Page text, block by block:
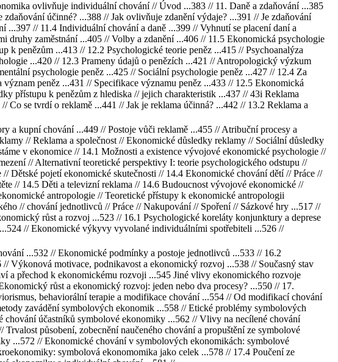
ovlivňuje individuální chování // Úvod ...383 // 11. Daně a zdaňování ...385
účinné? ...388 // Jak ovlivňuje zdanění výdaje? ...391 // Je zdaňování
...397 // 11.4 Individuální chování a daně ...399 // Vyhnutí se placení daní a
zaměstnání ...405 // Volby a zdanění ...406 // 11.5 Ekonomická psychologie
penězům ...413 // 12.2 Psychologické teorie peněz ...415 // Psychoanalýza
...420 // 12.3 Prameny údajů o penězích ...421 // Antropologický výzkum
psychologie peněz ...425 // Sociální psychologie peněz ...427 // 12.4 Za
peněz ...431 // Specifikace významu peněz ...433 // 12.5 Ekonomická
přístupu k penězům z hlediska // jejich charakteristik ...437 // 43i Reklama
se tvrdí o reklamě ...441 // Jak je reklama účinná? ...442 // 13.2 Reklama a
a kupní chování ...449 // Postoje vůči reklamě ...455 // Atribuční procesy a
// Reklama a společnost // Ekonomické důsledky reklamy // Sociální důsledky
v ekonomice // 14.1 Možnosti a existence vývojové ekonomické psychologie //
// Alternativní teoretické perspektivy I: teorie psychologického odstupu //
Dětské pojetí ekonomické skutečnosti // 14.4 Ekonomické chování dětí // Práce //
// 14.5 Děti a televizní reklama // 14.6 Budoucnost vývojové ekonomické //
antropologie // Teoretické přístupy k ekonomické antropologii
// chování jednotlivců // Práce // Nakupování // Spoření // Sázkové hry ...517 //
růst a rozvoj ...523 // 16.1 Psychologické koreláty konjunktury a deprese
// Ekonomické výkyvy vyvolané individuálními spotřebiteli ...526 //
...532 // Ekonomické podmínky a postoje jednotlivců ...533 // 16.2
Výkonová motivace, podnikavost a ekonomický rozvoj ...538 // Současný stav
a přechod k ekonomickému rozvoji ...545 Jiné vlivy ekonomického rozvoje
růst a ekonomický rozvoj: jeden nebo dva procesy? ...550 // 17.
behaviorální terapie a modifikace chování ...554 // Od modifikací chování
zavádění symbolových ekonomik ...558 // Etické problémy symbolových
účastníků symbolové ekonomiky ...562 // Vlivy na necílené chování
působení, zobecnění naučeného chování a propuštění ze symbolové
...572 // Ekonomické chování v symbolových ekonomikách: symbolové
symbolová ekonomomika jako celek ...578 // 17.4 Poučení ze